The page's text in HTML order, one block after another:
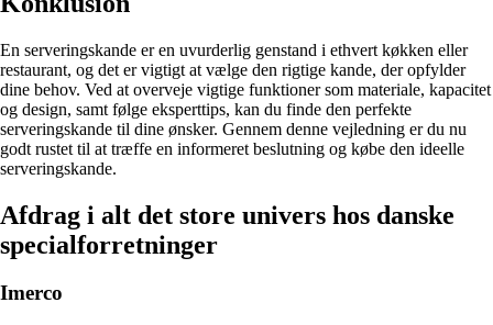
En serveringskande er en uvurderlig genstand i ethvert køkken eller
restaurant, og det er vigtigt at vælge den rigtige kande, der opfylder
dine behov. Ved at overveje vigtige funktioner som materiale, kapacitet
og design, samt følge eksperttips, kan du finde den perfekte
serveringskande til dine ønsker. Gennem denne vejledning er du nu
godt rustet til at træffe en informeret beslutning og købe den ideelle
serveringskande.
Afdrag i alt det store univers hos danske
specialforretninger
Imerco